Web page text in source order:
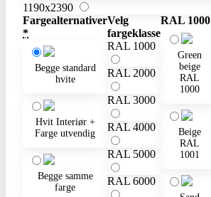
1190x2390
Fargealternativer
*
Begge standard
hvite
Hvit Interiør +
Farge utvendig
Begge samme
farge
Velg
fargeklasse
RAL 1000
RAL 2000
RAL 3000
RAL 4000
RAL 5000
RAL 6000
RAL 1000
Green
beige
RAL
1000
Beige
RAL
1001